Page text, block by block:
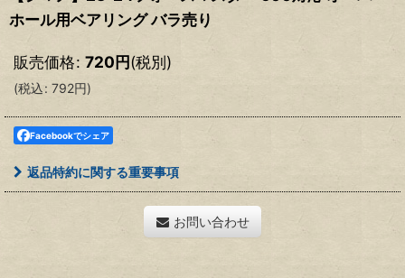
ホール用ベアリング バラ売り
販売価格: 720円(税別)
(税込: 792円)
Facebookでシェア
返品特約に関する重要事項
お問い合わせ